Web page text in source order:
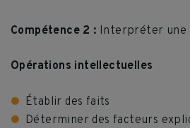
Compétence 2 : Interpréter une
Opérations intellectuelles
Établir des faits
Déterminer des facteurs